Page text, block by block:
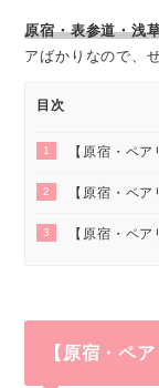
原宿・表参道・浅
アばかりなので、
目次
1 【原宿・ペ
2 【原宿・ペ
3 【原宿・ペ
【原宿・ペ